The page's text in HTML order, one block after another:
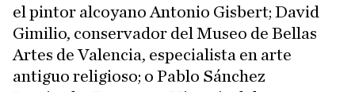
el pintor alcoyano Antonio Gisbert; David
Gimilio, conservador del Museo de Bellas
Artes de Valencia, especialista en arte
antiguo religioso; o Pablo Sánchez